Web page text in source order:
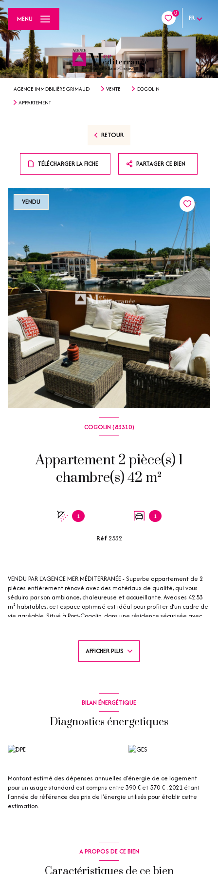
0
FR
MENU
AGENCE IMMOBILIÈRE GRIMAUD VENTE
COGOLIN
APPARTEMENT
RETOUR
TÉLÉCHARGER LA FICHE PARTAGER CE BIEN
VENDU
COGOLIN (83310)
Appartement 2 pièce(s) 1
chambre(s) 42 m²
1 1
Réf 2532
VENDU PAR L'AGENCE MER MÉDITERRANÉE - Superbe appartement de 2
pièces entièrement rénové avec des matériaux de qualité, qui vous
séduira par son ambiance, chaleureuse et accueillante. Avec ses 42.53
m² habitables, cet espace optimisé est idéal pour profiter d’un cadre de
vie agréable. Situé à Port-Cogolin, dans une résidence sécurisée avec
s'ouvre sur un salon lumineux. De là, accédez à une terrasse découverte
de 9.85 m², où vous pourrez admirer une jolie vue sur le Port. La chambre,
spacieuse et confortable, dispose d'une salle de douche avec toilettes
opportunité unique de vivre dans un appartement alliant modernité,
Les informations sur les risques auxquels ce bien est exposé sont
disponibles sur le site Géorisques : www.georisques.gouv.fr
Les informations sur les risques auxquels ce bien est exposé sont
disponibles sur le site
AFFICHER PLUS
BILAN ÉNERGÉTIQUE
Diagnostics énergetiques
Montant estimé des dépenses annuelles d'énergie de ce logement
pour un usage standard est compris entre 390 € et 570 € . 2021 étant
l'année de référence des prix de l'énergie utilisés pour établir cette
estimation.
A PROPOS DE CE BIEN
Caractéristiques de ce bien